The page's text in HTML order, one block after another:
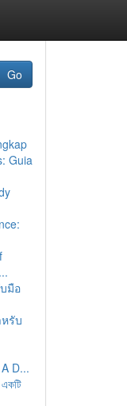
Go
Guia
มือ
รับ
D...